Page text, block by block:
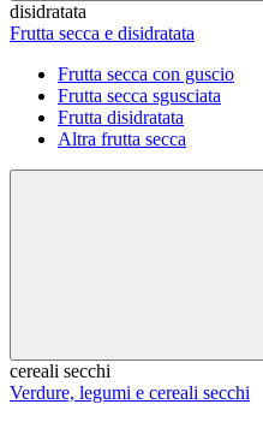
disidratata
Frutta secca e disidratata
Frutta secca con guscio
Frutta secca sgusciata
Frutta disidratata
Altra frutta secca
cereali secchi
Verdure, legumi e cereali secchi